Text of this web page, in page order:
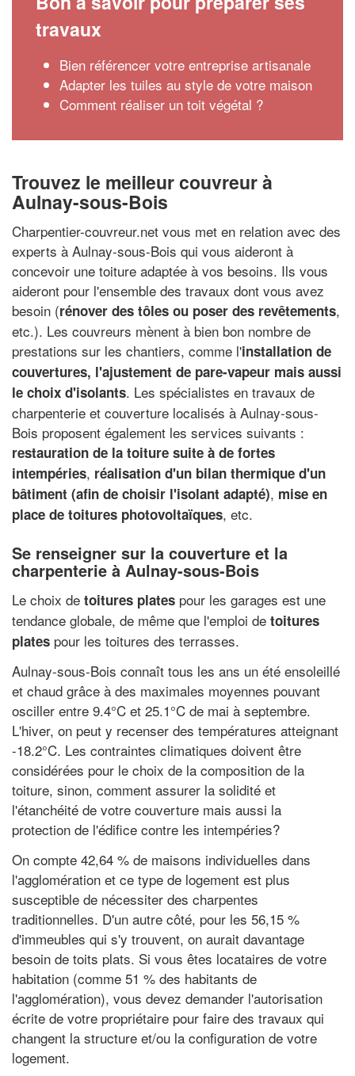
travaux
Bien référencer votre entreprise artisanale
Adapter les tuiles au style de votre maison
Comment réaliser un toit végétal ?
Trouvez le meilleur couvreur à
Aulnay-sous-Bois
Charpentier-couvreur.net vous met en relation avec des
experts à Aulnay-sous-Bois qui vous aideront à
concevoir une toiture adaptée à vos besoins. Ils vous
aideront pour l'ensemble des travaux dont vous avez
besoin (rénover des tôles ou poser des revêtements,
etc.). Les couvreurs mènent à bien bon nombre de
prestations sur les chantiers, comme l'installation de
couvertures, l'ajustement de pare-vapeur mais aussi
le choix d'isolants. Les spécialistes en travaux de
charpenterie et couverture localisés à Aulnay-sous-
Bois proposent également les services suivants :
restauration de la toiture suite à de fortes
intempéries, réalisation d'un bilan thermique d'un
bâtiment (afin de choisir l'isolant adapté), mise en
place de toitures photovoltaïques, etc.
Se renseigner sur la couverture et la
charpenterie à Aulnay-sous-Bois
Le choix de toitures plates pour les garages est une
tendance globale, de même que l'emploi de toitures
plates pour les toitures des terrasses.
Aulnay-sous-Bois connaît tous les ans un été ensoleillé
et chaud grâce à des maximales moyennes pouvant
osciller entre 9.4°C et 25.1°C de mai à septembre.
L'hiver, on peut y recenser des températures atteignant
-18.2°C. Les contraintes climatiques doivent être
considérées pour le choix de la composition de la
toiture, sinon, comment assurer la solidité et
l'étanchéité de votre couverture mais aussi la
protection de l'édifice contre les intempéries?
On compte 42,64 % de maisons individuelles dans
l'agglomération et ce type de logement est plus
susceptible de nécessiter des charpentes
traditionnelles. D'un autre côté, pour les 56,15 %
d'immeubles qui s'y trouvent, on aurait davantage
besoin de toits plats. Si vous êtes locataires de votre
habitation (comme 51 % des habitants de
l'agglomération), vous devez demander l'autorisation
écrite de votre propriétaire pour faire des travaux qui
changent la structure et/ou la configuration de votre
logement.